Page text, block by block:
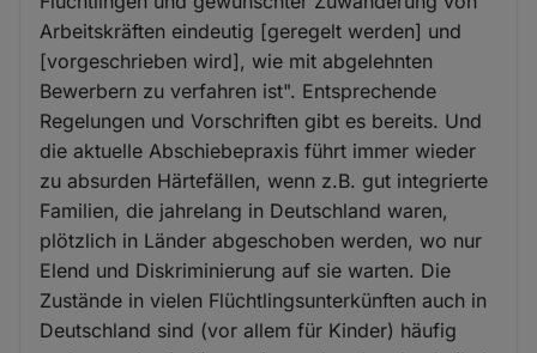
Arbeitskräften eindeutig [geregelt werden] und
[vorgeschrieben wird], wie mit abgelehnten
Bewerbern zu verfahren ist". Entsprechende
Regelungen und Vorschriften gibt es bereits. Und
die aktuelle Abschiebepraxis führt immer wieder
zu absurden Härtefällen, wenn z.B. gut integrierte
Familien, die jahrelang in Deutschland waren,
plötzlich in Länder abgeschoben werden, wo nur
Elend und Diskriminierung auf sie warten. Die
Zustände in vielen Flüchtlingsunterkünften auch in
Deutschland sind (vor allem für Kinder) häufig